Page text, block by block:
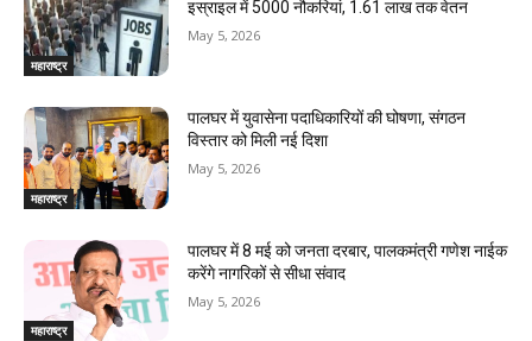
महाराष्ट्र
इस्राइल में 5000 नौकरियां, ₹1.61 लाख तक वेतन
May 5, 2026
महाराष्ट्र
पालघर में युवासेना पदाधिकारियों की घोषणा, संगठन
विस्तार को मिली नई दिशा
May 5, 2026
महाराष्ट्र
पालघर में 8 मई को जनता दरबार, पालकमंत्री गणेश नाईक
करेंगे नागरिकों से सीधा संवाद
May 5, 2026